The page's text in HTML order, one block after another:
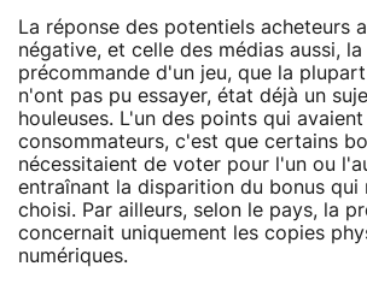
La réponse des potentiels acheteurs
négative, et celle des médias aussi,
précommande d'un jeu, que la
n'ont pas pu essayer, état déjà un
houleuses. L'un des points qui
consommateurs, c'est que certains
nécessitaient de voter pour l'un ou
entraînant la disparition du bonus qui
choisi. Par ailleurs, selon le pays, la
concernait uniquement les copies
numériques.